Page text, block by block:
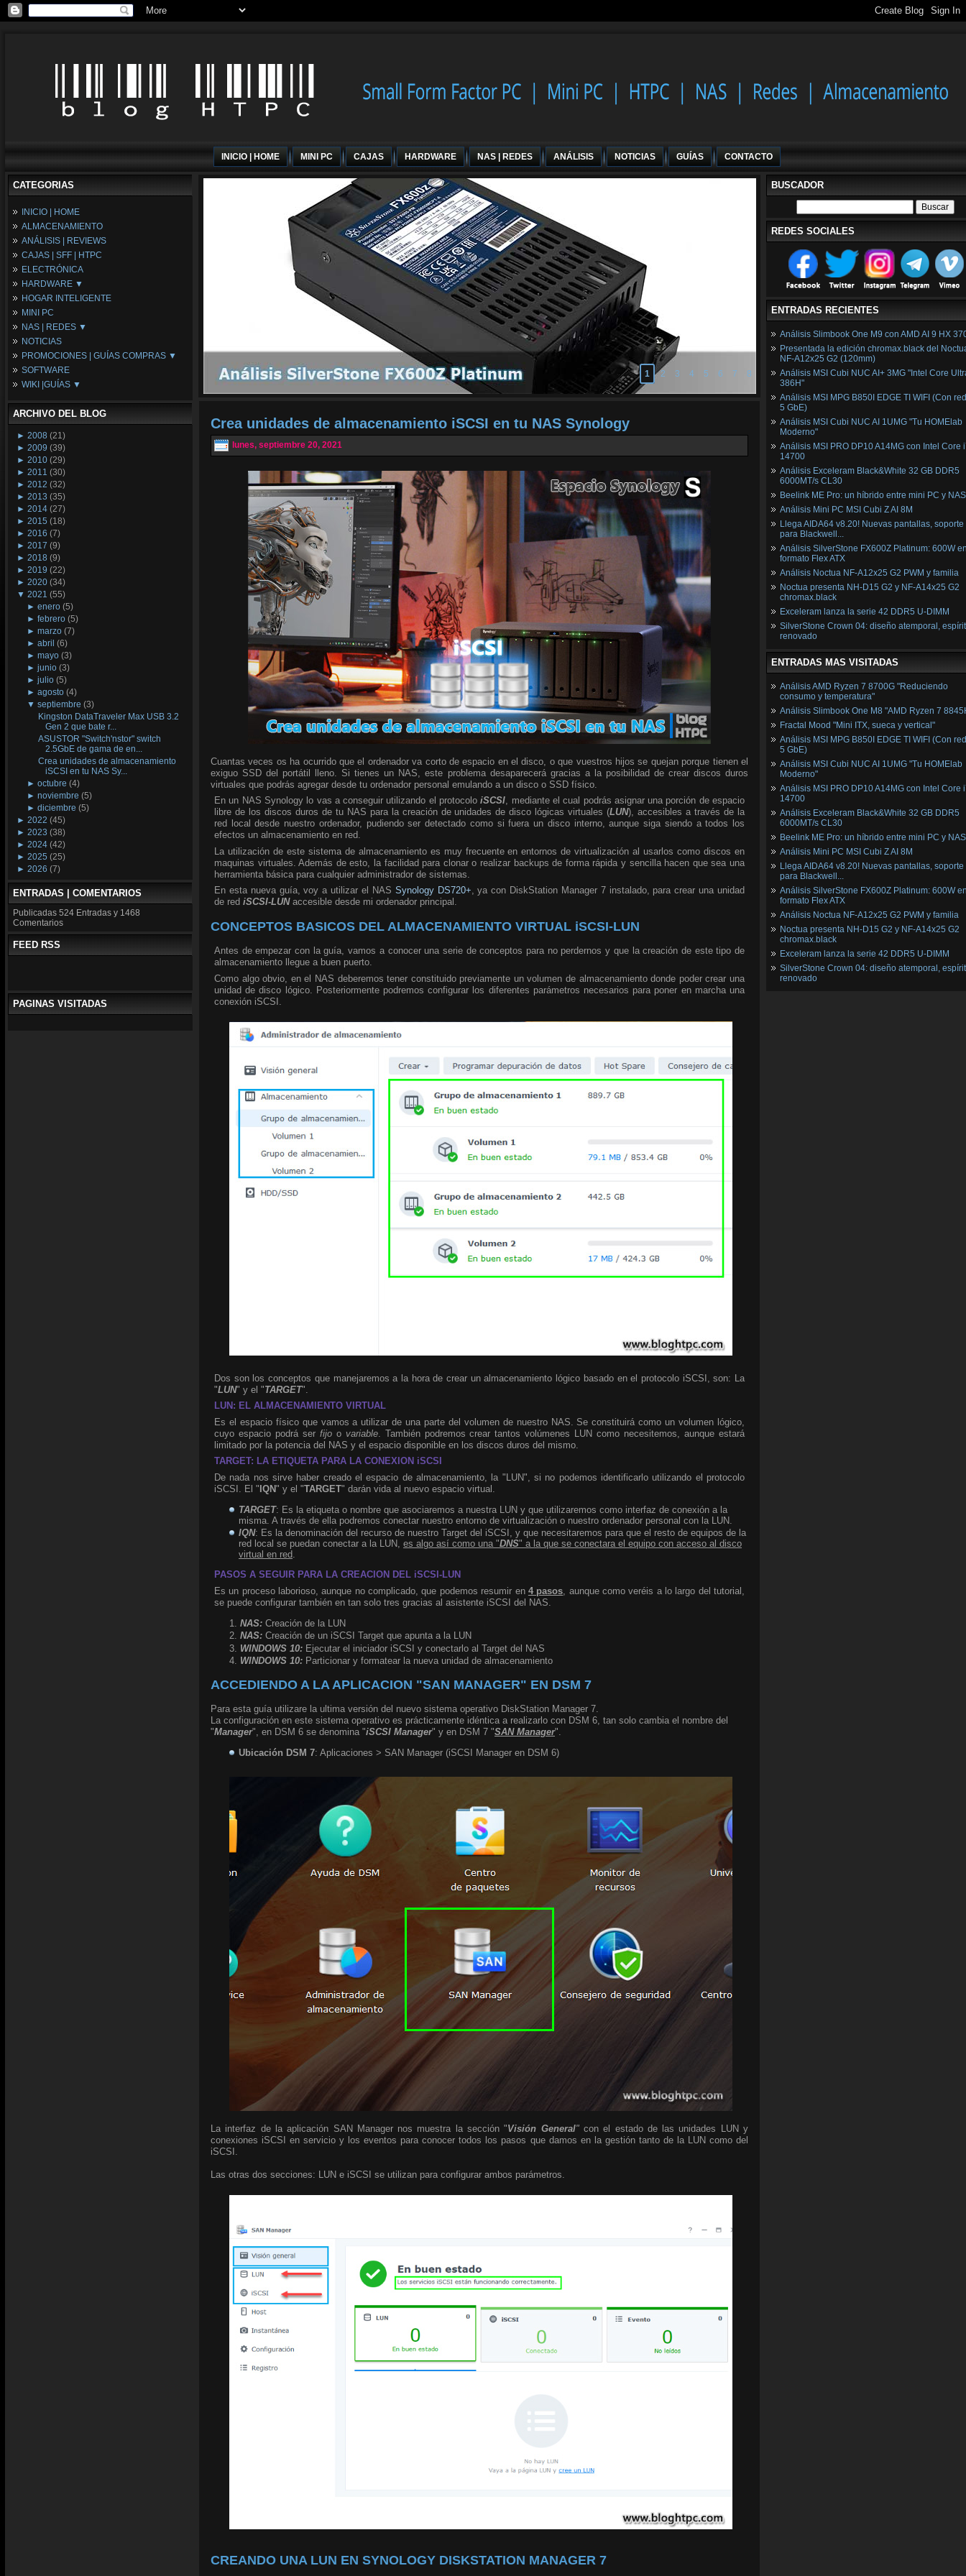
INICIO | HOME MINI PC CAJAS HARDWARE NAS | REDES ANÁLISIS NOTICIAS GUÍAS CONTACTO
CATEGORIAS
INICIO | HOME
ALMACENAMIENTO
ANÁLISIS | REVIEWS
CAJAS | SFF | HTPC
ELECTRÓNICA
HARDWARE ▼
Fuentes de Alimentación
Memória RAM
Placas Base
Procesadores
Periféricos
Refrigeración
Tarjetas Gráficas
HOGAR INTELIGENTE
MINI PC
NAS | REDES ▼
NAS
Espacio Synology
Redes
NOTICIAS
PROMOCIONES | GUÍAS COMPRAS ▼
Configuraciones Ordenadores
Guías de Compras
SOFTWARE
WIKI |GUÍAS ▼
Wikipedia
ARCHIVO DEL BLOG
► 2008 (21)
► 2009 (39)
► 2010 (29)
► 2011 (30)
► 2012 (32)
► 2013 (35)
► 2014 (27)
► 2015 (18)
► 2016 (7)
► 2017 (9)
► 2018 (9)
► 2019 (22)
► 2020 (34)
▼ 2021 (55)
►enero (5)
►febrero (5)
►marzo (7)
►abril (6)
►mayo (3)
►junio (3)
►julio (5)
►agosto (4)
▼septiembre (3)
Kingston DataTraveler Max USB 3.2
Gen 2 que bate r...
ASUSTOR "Switch'nstor" switch
2.5GbE de gama de en...
Crea unidades de almacenamiento
iSCSI en tu NAS Sy...
►octubre (4)
►noviembre (5)
►diciembre (5)
► 2022 (45)
► 2023 (38)
► 2024 (42)
► 2025 (25)
► 2026 (7)
ENTRADAS | COMENTARIOS
Publicadas 524 Entradas y 1468
Comentarios
FEED RSS
PAGINAS VISITADAS
1 2 3 4 5 6 7 8
Crea unidades de almacenamiento iSCSI en tu NAS Synology
lunes, septiembre 20, 2021
Cuantas veces os ha ocurrido que el ordenador va corto de espacio en el disco, o que vuestros hijos se quejan porque tienen el
exiguo SSD del portátil lleno. Si tienes un NAS, este problema desaparecerá gracias a la posibilidad de crear discos duros
virtuales que podrás agregar desde tu ordenador personal emulando a un disco o SSD físico.
En un NAS Synology lo vas a conseguir utilizando el protocoloiSCSI, mediante el cual podrás asignar una porción de espacio
libre de los discos duros de tu NAS para la creación de unidades de disco lógicas virtuales (LUN), accesibles a través de la
red local desde nuestro ordenador, pudiendo ser detectado como si fuera un disco interno, aunque siga siendo a todos los
efectos un almacenamiento en red.
La utilización de este sistema de almacenamiento es muy frecuente en entornos de virtualización al usarlos como discos en
maquinas virtuales. Además de esto, la facilidad para clonar o realizar backups de forma rápida y sencilla hacen que sea una
herramienta básica para cualquier administrador de sistemas.
En esta nueva guía, voy a utilizar el NAS Synology DS720+, ya con DiskStation Manager 7 instalado, para crear una unidad
de red iSCSI-LUNaccesible desde mi ordenador principal.
CONCEPTOS BASICOS DEL ALMACENAMIENTO VIRTUAL iSCSI-LUN
Antes de empezar con la guía, vamos a conocer una serie de conceptos para no perdernos y que la creación de este tipo de
almacenamiento llegue a buen puerto.
Como algo obvio, en el NAS deberemos tener constituido previamente un volumen de almacenamiento donde poder crear una
unidad de disco lógico. Posteriormente podremos configurar los diferentes parámetros necesarios para poner en marcha una
conexión iSCSI.
Dos son los conceptos que manejaremos a la hora de crear un almacenamiento lógico basado en el protocolo iSCSI, son: La
"LUN" y el "TARGET".
LUN: EL ALMACENAMIENTO VIRTUAL
Es el espacio físico que vamos a utilizar de una parte del volumen de nuestro NAS. Se constituirá como un volumen lógico,
cuyo espacio podrá ser fijo o variable. También podremos crear tantos volúmenes LUN como necesitemos, aunque estará
limitado por la potencia del NAS y el espacio disponible en los discos duros del mismo.
TARGET: LA ETIQUETA PARA LA CONEXION iSCSI
De nada nos sirve haber creado el espacio de almacenamiento, la "LUN", si no podemos identificarlo utilizando el protocolo
iSCSI. El "IQN" y el "TARGET" darán vida al nuevo espacio virtual.
TARGET: Es la etiqueta o nombre que asociaremos a nuestra LUN y que utilizaremos como interfaz de conexión a la
misma. A través de ella podremos conectar nuestro entorno de virtualización o nuestro ordenador personal con la LUN.
IQN: Es la denominación del recurso de nuestro Target del iSCSI, y que necesitaremos para que el resto de equipos de la
red local se puedan conectar a la LUN, es algo así como una "DNS" a la que se conectara el equipo con acceso al disco
virtual en red.
PASOS A SEGUIR PARA LA CREACION DEL iSCSI-LUN
Es un proceso laborioso, aunque no complicado, que podemos resumir en 4 pasos , aunque como veréis a lo largo del tutorial,
se puede configurar también en tan solo tres gracias al asistente iSCSI del NAS.
NAS: Creación de la LUN
NAS: Creación de un iSCSI Target que apunta a la LUN
WINDOWS 10: Ejecutar el iniciador iSCSI y conectarlo al Target del NAS
WINDOWS 10: Particionar y formatear la nueva unidad de almacenamiento
ACCEDIENDO A LA APLICACION "SAN MANAGER" EN DSM 7
Para esta guía utilizare la ultima versión del nuevo sistema operativo DiskStation Manager 7.
La configuración en este sistema operativo es prácticamente idéntica a realizarlo con DSM 6, tan solo cambia el nombre del
"Manager", en DSM 6 se denomina "iSCSI Manager" y en DSM 7 "SAN Manager".
Ubicación DSM 7: Aplicaciones > SAN Manager (iSCSI Manager en DSM 6)
La interfaz de la aplicación SAN Manager nos muestra la sección "Visión General"con el estado de las unidades LUN y
conexiones iSCSI en servicio y los eventos para conocer todos los pasos que damos en la gestión tanto de la LUN como del
iSCSI.
Las otras dos secciones: LUN e iSCSI se utilizan para configurar ambos parámetros.
CREANDO UNA LUN EN SYNOLOGY DISKSTATION MANAGER 7
BUSCADOR
REDES SOCIALES
ENTRADAS RECIENTES
Análisis Slimbook One M9 con AMD AI 9 HX
Presentada la edición chromax.black del
NF‑A12x25 G2 (120mm)
Análisis MSI Cubi NUC AI+ 3MG "Intel Core
386H"
Análisis MSI MPG B850I EDGE TI WIFI (Con
5 GbE)
Análisis MSI Cubi NUC AI 1UMG "Tu HOMElab
Moderno"
Análisis MSI PRO DP10 A14MG con Intel Core
14700
Análisis Exceleram Black&White 32 GB DDR5
6000MT/s CL30
Beelink ME Pro: un híbrido entre mini PC y NAS
Análisis Mini PC MSI Cubi Z AI 8M
Llega AIDA64 v8.20! Nuevas pantallas, soporte
para Blackwell...
Análisis SilverStone FX600Z Platinum: 600W
formato Flex ATX
Análisis Noctua NF-A12x25 G2 PWM y familia
Noctua presenta NH-D15 G2 y NF-A14x25 G2
chromax.black
Exceleram lanza la serie 42 DDR5 U-DIMM
SilverStone Crown 04: diseño atemporal,
renovado
ENTRADAS MAS VISITADAS
Análisis AMD Ryzen 7 8700G "Reduciendo
consumo y temperatura"
Análisis Slimbook One M8 "AMD Ryzen 7
Fractal Mood "Mini ITX, sueca y vertical"
Análisis MSI MPG B850I EDGE TI WIFI (Con
5 GbE)
Análisis MSI Cubi NUC AI 1UMG "Tu HOMElab
Moderno"
Análisis MSI PRO DP10 A14MG con Intel Core
14700
Análisis Exceleram Black&White 32 GB DDR5
6000MT/s CL30
Beelink ME Pro: un híbrido entre mini PC y NAS
Análisis Mini PC MSI Cubi Z AI 8M
Llega AIDA64 v8.20! Nuevas pantallas, soporte
para Blackwell...
Análisis SilverStone FX600Z Platinum: 600W
formato Flex ATX
Análisis Noctua NF-A12x25 G2 PWM y familia
Noctua presenta NH-D15 G2 y NF-A14x25 G2
chromax.black
Exceleram lanza la serie 42 DDR5 U-DIMM
SilverStone Crown 04: diseño atemporal,
renovado